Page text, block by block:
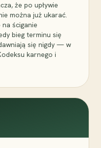
że po upływie
można już ukarać.
ściganie
bieg terminu się
się nigdy — w
karnego i